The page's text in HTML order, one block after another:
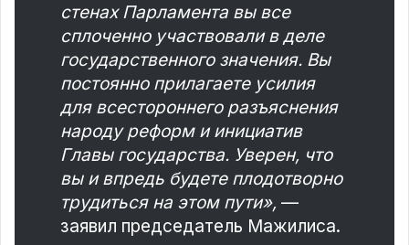
стенах Парламента вы все
сплоченно участвовали в деле
государственного значения. Вы
постоянно прилагаете усилия
для всестороннего разъяснения
народу реформ и инициатив
Главы государства. Уверен, что
вы и впредь будете плодотворно
трудиться на этом пути», —
заявил председатель Мажилиса.